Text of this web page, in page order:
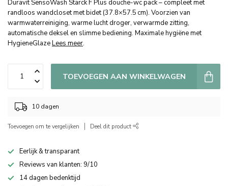
Duravit SensoWash Starck F Plus douche-wc pack – compleet met
randloos wandcloset met bidet (37.8×57.5 cm). Voorzien van
warmwaterreiniging, warme lucht droger, verwarmde zitting,
automatische deksel en slimme bediening. Maximale hygiëne met
HygieneGlazeLees meer.
TOEVOEGEN AAN WINKELWAGEN
10 dagen
Toevoegen om te vergelijken Deel dit product
Eerlijk & transparant
Reviews van klanten: 9/10
14 dagen bedenktijd